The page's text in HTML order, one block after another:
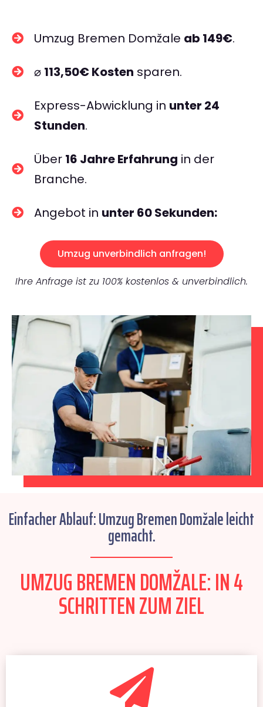
Umzug Bremen Domžale ab 149€.
⌀ 113,50€ Kosten sparen.
Express-Abwicklung in unter 24
Stunden.
Über 16 Jahre Erfahrung in der
Branche.
Angebot in unter 60 Sekunden:
Umzug unverbindlich anfragen!
Ihre Anfrage ist zu 100% kostenlos & unverbindlich.
Einfacher Ablauf: Umzug Bremen Domžale leicht
gemacht.
UMZUG BREMEN DOMŽALE: IN 4
SCHRITTEN ZUM ZIEL